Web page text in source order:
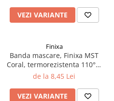
VEZI VARIANTE
Finixa
Banda mascare, Finixa MST
Coral, termorezistenta 110°C,
latime la alegere, lungime 50
de la 8,45 Lei
VEZI VARIANTE